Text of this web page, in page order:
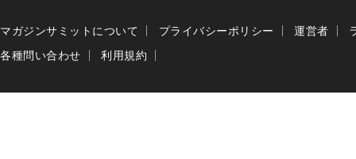
マガジンサミットについて プライバシーポリシー 運営者
各種問い合わせ
利用規約